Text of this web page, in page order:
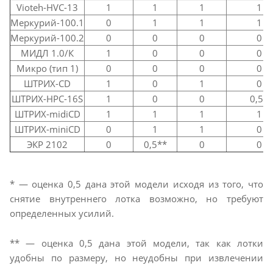
Vioteh-HVC-13
1 1 1
1
Меркурий-100.1
0 1 1
1
Меркурий-100.2
0 0 0
0
МИДЛ 1.0/К
1 0 0
0
Микро (тип 1)
0 0 0
0
ШТРИХ-CD
1 0 1
0
ШТРИХ-HPC-16S
1 0 0
0,5*
ШТРИХ-midiCD
1 1 1
1
ШТРИХ-miniCD
0 1 1
0
ЭКР 2102
0 0,5** 0 0
* — оценка 0,5 дана этой модели исходя из того, что
снятие внутреннего лотка возможно, но требуют
определенных усилий.
** — оценка 0,5 дана этой модели, так как лотки
удобны по размеру, но неудобны при извлечении